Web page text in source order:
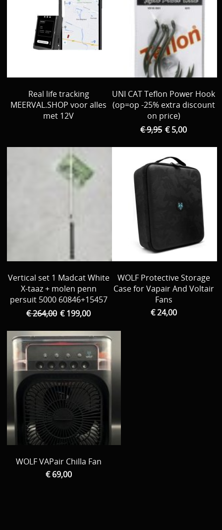
Real life tracking
MEERVAL.SHOP voor alles
met 12V
UNI CAT Teflon Power Hook
(op=op -25% extra discount
on price)
€ 9,95 € 5,00
Vertical set 1 Madcat White
X-taaz + molen penn
persuit 5000 60846+15457
€ 264,00 € 199,00
WOLF Protective Storage
Case for Vapair And Voltair
Fans
€ 24,00
WOLF VAPair Chilla Fan
€ 69,00